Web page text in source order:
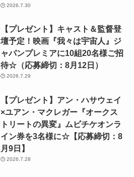
2026.7.30
【プレゼント】キャスト＆監督登
壇予定！映画『我々は宇宙人』ジ
ャパンプレミアに10組20名様ご招
待☆（応募締切：8月12日）
2026.7.29
【プレゼント】アン・ハサウェイ
×ユアン・マクレガー『オークス
トリートの異変』ムビチケオンラ
イン券を3名様に☆【応募締切：8
月9日】
2026.7.28